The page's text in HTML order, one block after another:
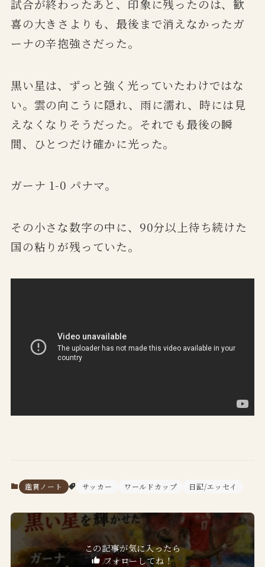
試合が終わったあと、印象に残ったのは、歓
喜の大きさよりも、最後まで消えなかったガ
ーナの辛抱強さだった。
黒い星は、ずっと強く光っていたわけではな
い。雲の向こうに隠れ、雨に濡れ、時には見
えなくなりそうだった。それでも最後の瞬
間、ひとつだけ確かに光った。
ガーナ 1-0 パナマ。
その小さな数字の中に、90分以上待ち続けた
国の粘りが残っていた。
鑑賞ノート サッカー ワールドカップ 日記/エッセイ
この記事が気に入ったら
フォローしてね！